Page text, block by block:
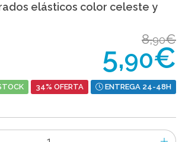
elásticos color celeste y
8,90€
5,90€
34% OFERTA ENTREGA 24-48H